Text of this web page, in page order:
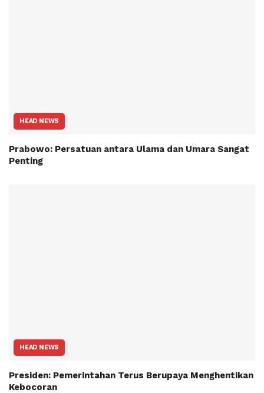
HEAD NEWS
Prabowo: Persatuan antara Ulama dan Umara Sangat
Penting
HEAD NEWS
Presiden: Pemerintahan Terus Berupaya Menghentikan
Kebocoran